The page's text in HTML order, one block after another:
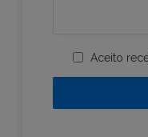
Aceito